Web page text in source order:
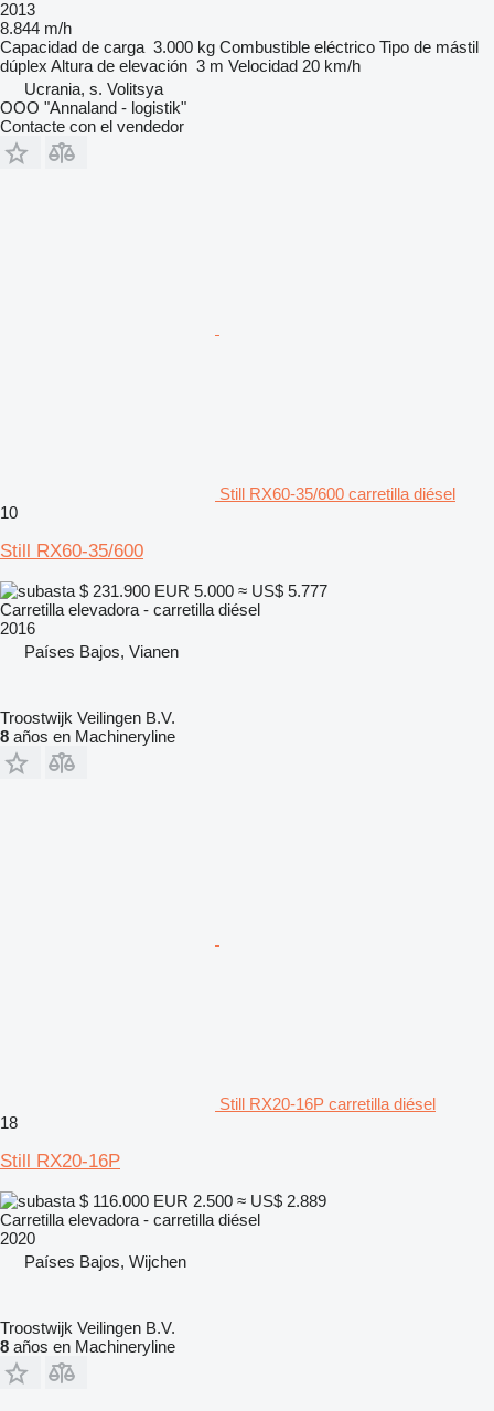
2013
8.844 m/h
Capacidad de carga 3.000 kg Combustible eléctrico Tipo de mástil
dúplex Altura de elevación 3 m Velocidad 20 km/h
Ucrania, s. Volitsya
OOO "Annaland - logistik"
Contacte con el vendedor
Still RX60-35/600 carretilla diésel
10
Still RX60-35/600
$ 231.900 EUR 5.000 ≈ US$ 5.777
Carretilla elevadora - carretilla diésel
2016
Países Bajos, Vianen
Troostwijk Veilingen B.V.
8 años en Machineryline
Still RX20-16P carretilla diésel
18
Still RX20-16P
$ 116.000 EUR 2.500 ≈ US$ 2.889
Carretilla elevadora - carretilla diésel
2020
Países Bajos, Wijchen
Troostwijk Veilingen B.V.
8 años en Machineryline